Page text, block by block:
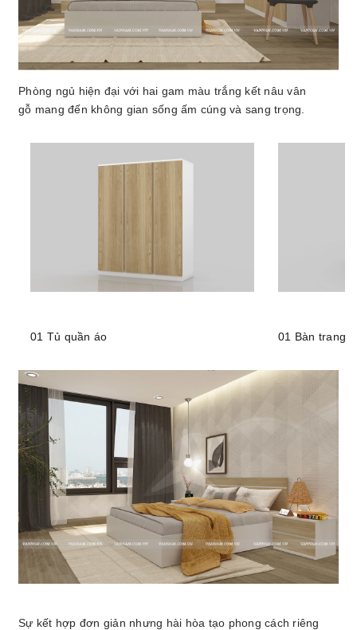
Phòng ngủ hiện đại với hai gam màu trắng kết nâu vân
gỗ mang đến không gian sống ấm cúng và sang trọng.
01 Tủ quần áo 01 Bàn trang
Sự kết hợp đơn giản nhưng hài hòa tạo phong cách riêng